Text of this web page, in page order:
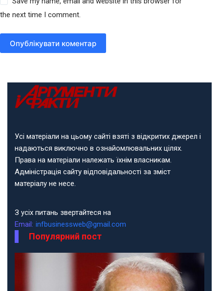
the next time I comment.
Опублікувати коментар
Усі матеріали на цьому сайті взяті з відкритих джерел і
надаються виключно в ознайомлювальних цілях.
Права на матеріали належать їхнім власникам.
Адміністрація сайту відповідальності за зміст
матеріалу не несе.
З усіх питань звертайтеся на
Email: infbusinessweb@gmail.com
Популярний пост